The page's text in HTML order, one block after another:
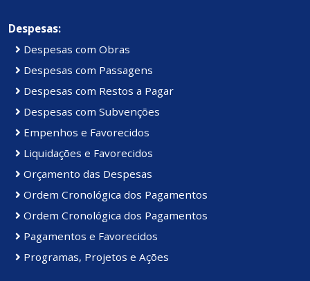
Despesas:
Despesas com Obras
Despesas com Passagens
Despesas com Restos a Pagar
Despesas com Subvenções
Empenhos e Favorecidos
Liquidações e Favorecidos
Orçamento das Despesas
Ordem Cronológica dos Pagamentos
Ordem Cronológica dos Pagamentos
Pagamentos e Favorecidos
Programas, Projetos e Ações